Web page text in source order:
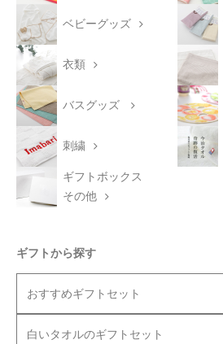
ベビーグッズ
衣類
バスグッズ
刺繍
ギフトボックス
その他
ギフトから探す
おすすめギフトセット
白いタオルのギフトセット